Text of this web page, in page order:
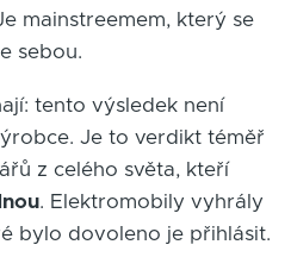
mainstreemem, který se
sebou.
tento výsledek není
Je to verdikt téměř
z celého světa, kteří
. Elektromobily vyhrály
bylo dovoleno je přihlásit.